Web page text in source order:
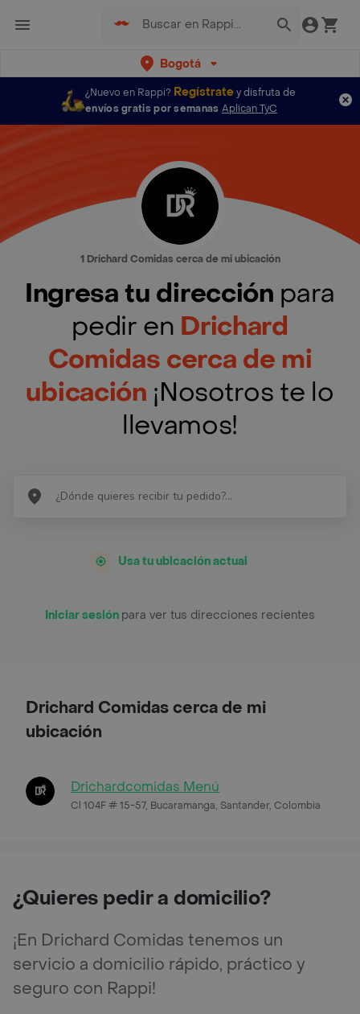
Bogotá
¿Nuevo en Rappi? Regístratey disfruta de
envíos gratis por semanas Aplican TyC
1 Drichard Comidas cerca de mi ubicación
Ingresa tu dirección para
pedir en Drichard
Comidas cerca de mi
ubicación ¡Nosotros te lo
llevamos!
Usa tu ubicación actual
Iniciar sesión para ver tus direcciones recientes
Drichard Comidas cerca de mi
ubicación
Drichardcomidas Menú
Cl 104F # 15-57, Bucaramanga, Santander, Colombia
¿Quieres pedir a domicilio?
¡En Drichard Comidas tenemos un
servicio a domicilio rápido, práctico y
seguro con Rappi!